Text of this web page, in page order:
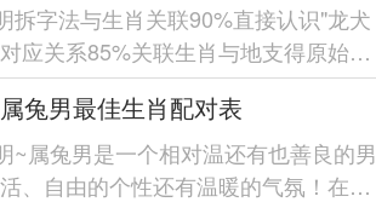
拆字法与生肖关联90%直接认识"龙犬
应关系85%关联生肖与地支得原始设
...
兔男最佳生肖配对表
~属兔男是一个相对温还有也善良的男
、自由的个性还有温暖的气氛！在选